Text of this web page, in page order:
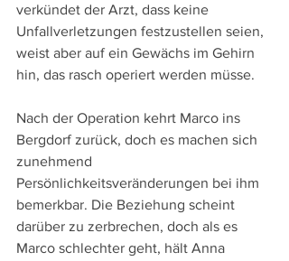
verkündet der Arzt, dass keine
Unfallverletzungen festzustellen seien,
weist aber auf ein Gewächs im Gehirn
hin, das rasch operiert werden müsse.
Nach der Operation kehrt Marco ins
Bergdorf zurück, doch es machen sich
zunehmend
Persönlichkeitsveränderungen bei ihm
bemerkbar. Die Beziehung scheint
darüber zu zerbrechen, doch als es
Marco schlechter geht, hält Anna